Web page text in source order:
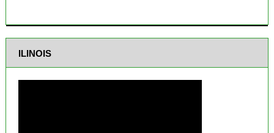
ILINOIS